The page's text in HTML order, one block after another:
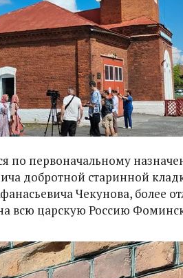
по первоначальному
добротной старинной
Чекунова, более
всю царскую Россию